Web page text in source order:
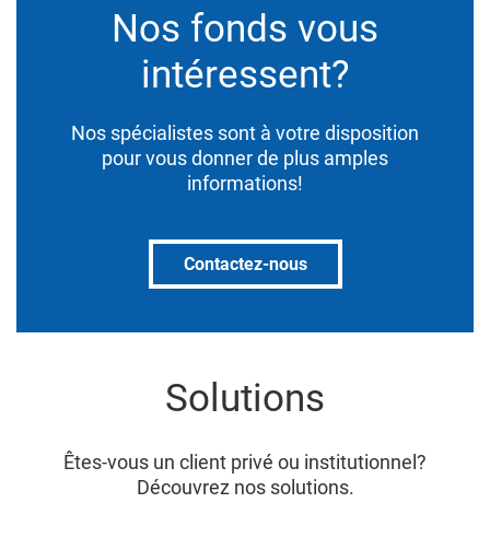
Nos fonds vous
intéressent?
Nos spécialistes sont à votre disposition
pour vous donner de plus amples
informations!
Contactez-nous
Solutions
Êtes-vous un client privé ou institutionnel?
Découvrez nos solutions.